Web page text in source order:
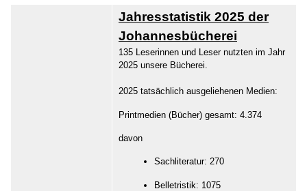
Jahresstatistik 2025 der
Johannesbücherei
135 Leserinnen und Leser nutzten im Jahr
2025 unsere Bücherei.
2025 tatsächlich ausgeliehenen Medien:
Printmedien (Bücher) gesamt: 4.374
davon
Sachliteratur: 270
Belletristik: 1075